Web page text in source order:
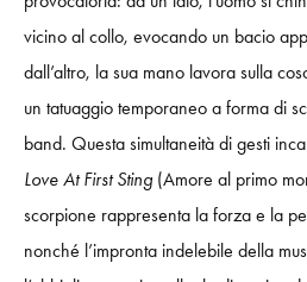
vicino al collo, evocando un bacio
dall’altro, la sua mano lavora sulla
un tatuaggio temporaneo a forma di
band. Questa simultaneità di gesti
Love At First Sting (Amore al primo
scorpione rappresenta la forza e la
nonché l’impronta indelebile della